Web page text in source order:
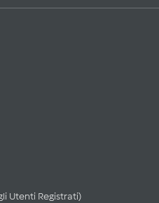
Utenti Registrati)